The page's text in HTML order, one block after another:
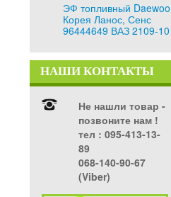
ЭФ топливный Daewoo
Корея Ланос, Сенс
96444649 ВАЗ 2109-10
НАШИ КОНТАКТЫ
Не нашли товар -
позвоните нам !
тел ‎: 095-413-13-
89
068-140-90-67
(Viber)